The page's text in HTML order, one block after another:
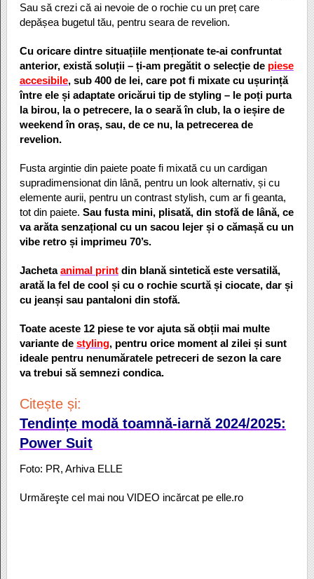
Sau să crezi că ai nevoie de o rochie cu un preț care
depășea bugetul tău, pentru seara de revelion.
Cu oricare dintre situațiile menționate te-ai confruntat
anterior, există soluții – ți-am pregătit o selecție de piese
accesibile, sub 400 de lei, care pot fi mixate cu ușurință
între ele și adaptate oricărui tip de styling – le poți purta
la birou, la o petrecere, la o seară în club, la o ieșire de
weekend în oraș, sau, de ce nu, la petrecerea de
revelion.
Fusta argintie din paiete poate fi mixată cu un cardigan
supradimensionat din lână, pentru un look alternativ, și cu
elemente aurii, pentru un contrast stylish, cum ar fi geanta,
tot din paiete. Sau fusta mini, plisată, din stofă de lână, ce
va arăta senzațional cu un sacou lejer și o cămașă cu un
vibe retro și imprimeu 70’s.
Jachetaanimal printdin blană sintetică este versatilă,
arată la fel de cool și cu o rochie scurtă și ciocate, dar și
cu jeanși sau pantaloni din stofă.
Toate aceste 12 piese te vor ajuta să obții mai multe
variante de styling, pentru orice moment al zilei și sunt
ideale pentru nenumăratele petreceri de sezon la care
va trebui să semnezi condica.
Citește și:
Tendințe modă toamnă-iarnă 2024/2025:
Power Suit
Foto: PR, Arhiva ELLE
Urmăreşte cel mai nou VIDEO incărcat pe elle.ro